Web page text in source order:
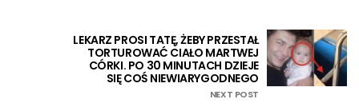
LEKARZ PROSI TATĘ, ŻEBY PRZESTAŁ
TORTUROWAĆ CIAŁO MARTWEJ
CÓRKI. PO 30 MINUTACH DZIEJE
SIĘ COŚ NIEWIARYGODNEGO
NEXT POST